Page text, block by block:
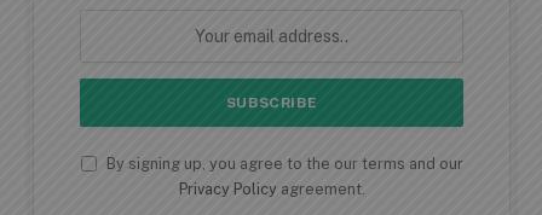
By signing up, you agree to the our terms and our
Privacy Policyagreement.